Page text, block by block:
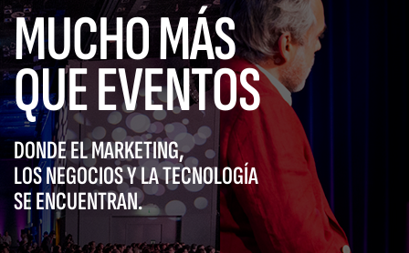
MUCHO MÁS
QUE EVENTOS
DONDE EL MARKETING,
LOS NEGOCIOS Y LA TECNOLOGÍA
SE ENCUENTRAN.